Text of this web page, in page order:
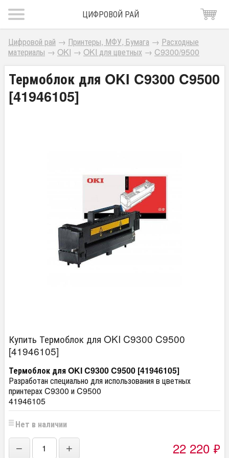
ЦИФРОВОЙ РАЙ
Цифровой рай → Принтеры, МФУ, Бумага → Расходные
материалы → OKI → OKI для цветных → C9300/9500
Термоблок для OKI C9300 C9500
[41946105]
Купить Термоблок для OKI C9300 C9500
[41946105]
Термоблок для OKI C9300 C9500 [41946105]
Разработан специально для использования в цветных
принтерах C9300 и C9500
41946105
Нет в наличии
− + 22 220 ₽